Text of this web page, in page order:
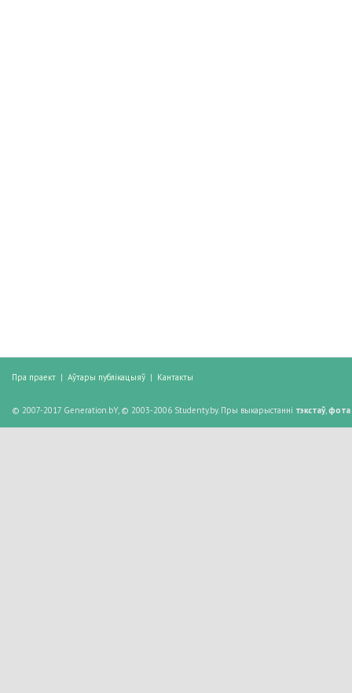
Пра праект | Аўтары публікацыяў | Кантакты
© 2007-2017 Generation.bY, © 2003-2006 Studenty.by. Пры выкарыстанні тэкстаў, фота